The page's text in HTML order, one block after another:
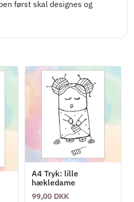
først skal designes og
A4 Tryk: lille
hækledame
99,00 DKK